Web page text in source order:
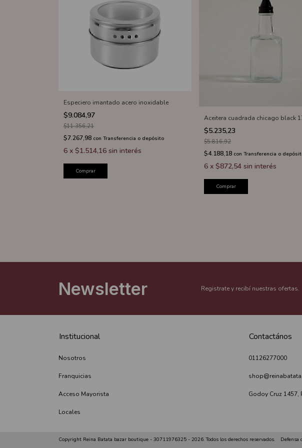
Especiero imantado acero inoxidable
$9.084,97
$11.356,21
$7.267,98 con Transferencia o depósito
6 x $1.514,16 sin interés
Comprar
Aceitera cuadrada chicago black
$5.235,23
$5.816,92
$4.188,18 con Transferencia o
6 x$872,54 sin interés
Comprar
Newsletter Registrate y recibí nuestras ofertas.
Institucional
Nosotros
Franquicias
Acceso Mayorista
Locales
Contactános
01126277000
Godoy Cruz 1457,
Copyright Reina Batata bazar boutique - 30711976325 - 2026. Todos los derechos reservados. Defensa